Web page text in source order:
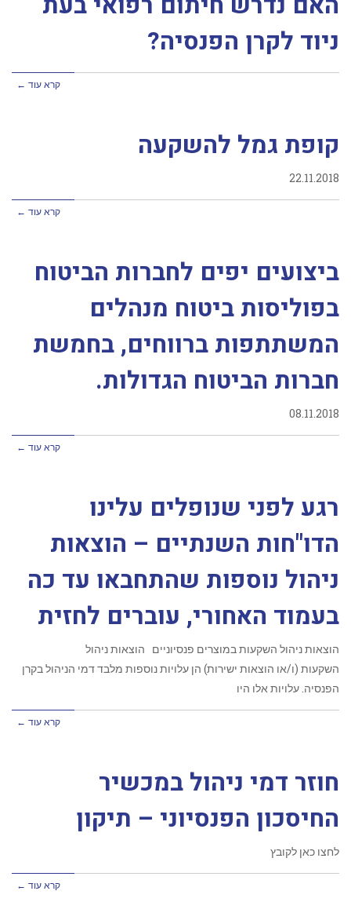
ניוד לקרן הפנסיה?
קרא עוד ←
קופת גמל להשקעה
22.11.2018
קרא עוד ←
ביצועים יפים לחברות הביטוח
בפוליסות ביטוח מנהלים
המשתתפות ברווחים, בחמשת
חברות הביטוח הגדולות.
08.11.2018
קרא עוד ←
רגע לפני שנופלים עלינו
הדו"חות השנתיים – הוצאות
ניהול נוספות שהתחבאו עד כה
בעמוד האחורי, עוברים לחזית
הוצאות ניהול השקעות במוצרים פנסיוניים הוצאות ניהול
השקעות (ו/או הוצאות ישירות) הן עלויות נוספות מלבד דמי הניהול בקרן
הפנסיה. עלויות אלו היו
קרא עוד ←
חוזר דמי ניהול במכשיר
החיסכון הפנסיוני – תיקון
לחצו כאן לקובץ
קרא עוד ←